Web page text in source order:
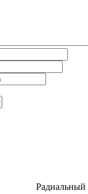
Радиальный